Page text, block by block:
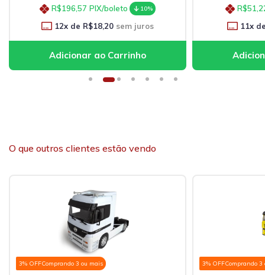
R$196,57 PIX/boleto 10%
12x de R$18,20 sem juros
11x
O que outros clientes estão vendo
3% OFFComprando 3 ou mais 3% OFFComprando 3